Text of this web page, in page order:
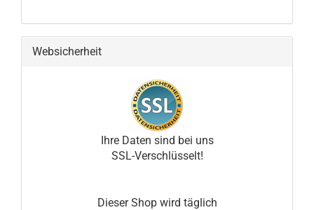
Websicherheit
Ihre Daten sind bei uns
SSL-Verschlüsselt!
Dieser Shop wird täglich